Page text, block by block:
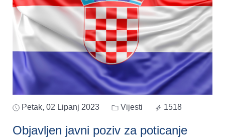
Petak, 02 Lipanj 2023 Vijesti 1518
Objavljen javni poziv za poticanje